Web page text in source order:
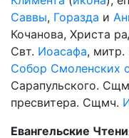
Саввы, Горазда и
Кочанова, Христа
Свт. Иоасафа, митр.
Собор Смоленских
Сарапульского.
пресвитера. Сщмч.
Евангельские